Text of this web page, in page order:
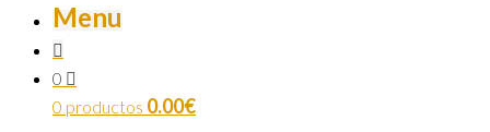
Menu
0
0 productos 0.00€